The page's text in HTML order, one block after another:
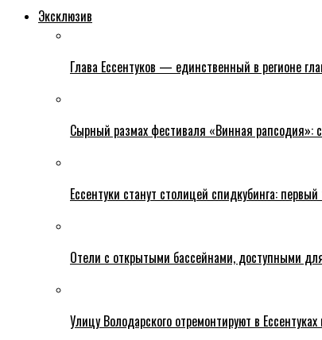
Эксклюзив
Глава Ессентуков — единственный в регионе
Сырный размах фестиваля «Винная рапсодия»:
Ессентуки станут столицей спидкубинга:
Отели с открытыми бассейнами, доступными
Улицу Володарского отремонтируют в